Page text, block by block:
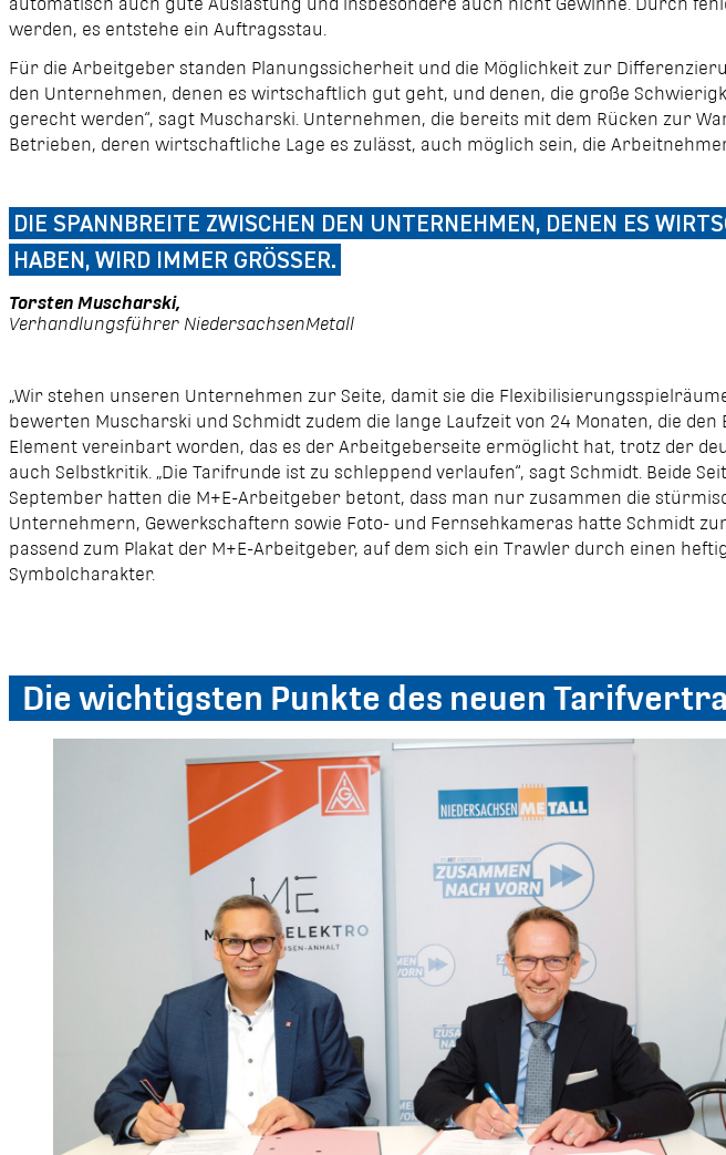
werden, es entstehe ein Auftragsstau.
Für die Arbeitgeber standen Planungssicherheit und die Möglichkeit zur
den Unternehmen, denen es wirtschaftlich gut geht, und denen, die große
gerecht werden“, sagt Muscharski. Unternehmen, die bereits mit dem Rücken zur
Betrieben, deren wirtschaftliche Lage es zulässt, auch möglich sein, die
DIE SPANNBREITE ZWISCHEN DEN UNTERNEHMEN, DENEN ES
ABEN, WIRD IMMER GRÖSSER.
Torsten Muscharski,
Verhandlungsführer NiedersachsenMetall
„Wir stehen unseren Unternehmen zur Seite, damit sie die
bewerten Muscharski und Schmidt zudem die lange Laufzeit von 24 Monaten, die
Element vereinbart worden, das es der Arbeitgeberseite ermöglicht hat, trotz der
auch Selbstkritik. „Die Tarifrunde ist zu schleppend verlaufen“, sagt Schmidt. Beide
September hatten die M+E-Arbeitgeber betont, dass man nur zusammen die
Unternehmern, Gewerkschaftern sowie Foto- und Fernsehkameras hatte Schmidt
passend zum Plakat der M+E-Arbeitgeber, auf dem sich ein Trawler durch einen
Symbolcharakter.
Die wichtigsten Punkte des neuen